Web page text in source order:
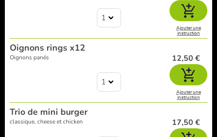
1
Ajouter une
instruction
Oignons rings x12
Oignons panés
1
12,50 €
Ajouter une
instruction
Trio de mini burger
classique, cheese et chicken 17,50 €